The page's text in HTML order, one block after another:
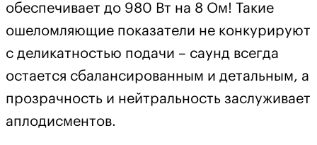
обеспечивает до 980 Вт на 8 Ом! Такие
ошеломляющие показатели не конкурируют
с деликатностью подачи – саунд всегда
остается сбалансированным и детальным, а
прозрачность и нейтральность заслуживает
аплодисментов.